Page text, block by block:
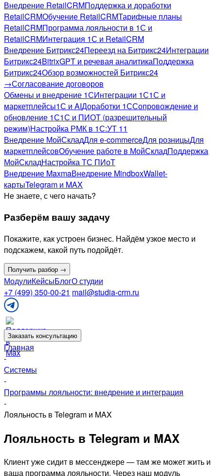
Внедрение RetailCRMПоддержка и доработки
RetailCRMОбучение RetailCRMТарифные планы
RetailCRMПрограмма лояльности в 1С и
RetailCRMИнтеграция 1С и RetailCRM
Внедрение Битрикс24Переезд на Битрикс24Интеграции
Битрикс24BitrixGPT и речевая аналитикаПоддержка
Битрикс24Обзор возможностей Битрикс24
→Согласование договоров
Обмены и внедрение 1СИнтеграции 1С1С и
маркетплейсы1С и AIДоработки 1ССопровождение и
обновление 1С1С и ПИОТ (разрешительный
режим)Настройка РМК в 1С:УТ 11
Внедрение МойСкладДля e-commerceДля розницыДля
маркетплейсовОбучение работе в МойСкладПоддержка
МойСкладНастройка ТС ПИоТ
Внедрение MaxmaВнедрение MindboxWallet-
картыTelegram и MAX
Не знаете, с чего начать?
Разберём вашу задачу
Покажите, как устроен бизнес. Найдём узкое место и
подскажем, какой путь подойдёт.
Получить разбор →
МодулиКейсыБлогО студии
+7 (499) 350-00-21 mail@studia-crm.ru
Поддержка
Заказать консультацию
Главная
-
Системы
-
Программы лояльности: внедрение и интеграция
-
Лояльность в Telegram и MAX
Лояльность в Telegram и MAX
Клиент уже сидит в мессенджере — там же может жить и
ваша программа лояльности. Через наш модуль